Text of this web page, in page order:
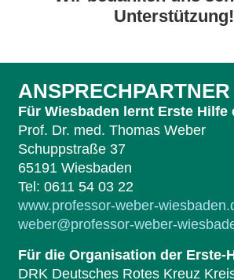
Unterstützung!
ANSPRECHPARTNER
Für Wiesbaden lernt Erste Hilfe
Prof. Dr. med. Thomas Weber
Schuppstraße 37
65191 Wiesbaden
Tel: 0611 54 03 22
www.professor-weber-
weber@professor-weber-
Für die Organisation der Erste-
DRK Deutsches Rotes Kreuz